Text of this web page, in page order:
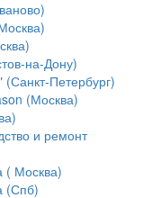
на-Дону)
Петербург)
(Москва)
и ремонт
( Москва)
(Спб)